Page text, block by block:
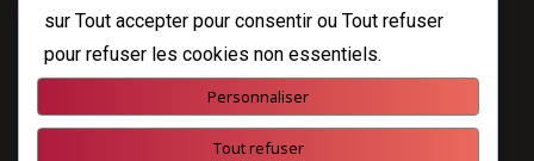
Me joindre
Propulsé parEsotera&WordPress.
sur Tout accepter pour consentir ou Tout refuser
pour refuser les cookies non essentiels.
Personnaliser
Tout refuser